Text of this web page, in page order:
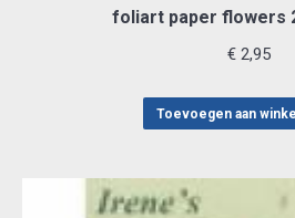
foliart paper flowers
€2,95
Toevoegen aan